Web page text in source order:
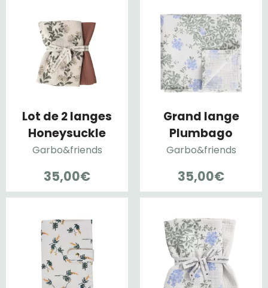
Lot de 2 langes
Honeysuckle
Garbo&friends
35,00€
Grand lange
Plumbago
Garbo&friends
35,00€